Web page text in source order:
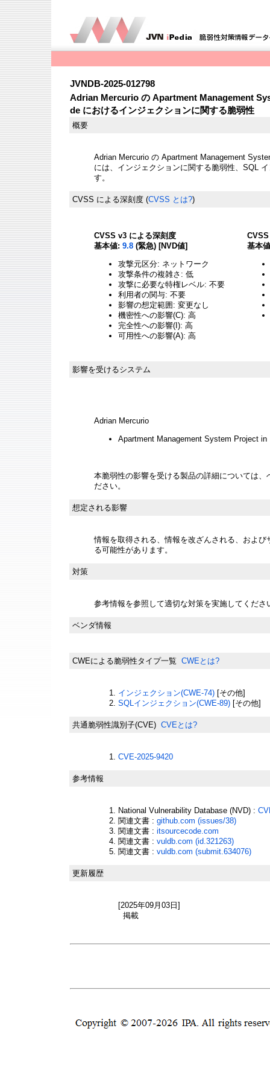
JVNDB-2025-012798
Adrian Mercurio の Apartment Management
de におけるインジェクションに関する脆弱性
概要
Adrian Mercurio の Apartment Management
には、インジェクションに関する脆弱性、SQL
す。
CVSS による深刻度 (CVSS とは?)
CVSS v3 による深刻度
基本値: 9.8 (緊急) [NVD値]
攻撃元区分: ネットワーク
攻撃条件の複雑さ: 低
攻撃に必要な特権レベル: 不要
利用者の関与: 不要
影響の想定範囲: 変更なし
機密性への影響(C): 高
完全性への影響(I): 高
可用性への影響(A): 高
基本
影響を受けるシステム
Adrian Mercurio
Apartment Management System Project
本脆弱性の影響を受ける製品の詳細については
ださい。
想定される影響
情報を取得される、情報を改ざんされる、およ
る可能性があります。
対策
参考情報を参照して適切な対策を実施してくださ
ベンダ情報
CWEによる脆弱性タイプ一覧 CWEとは?
インジェクション(CWE-74) [その他]
SQLインジェクション(CWE-89) [その他]
共通脆弱性識別子(CVE) CVEとは?
CVE-2025-9420
参考情報
National Vulnerability Database (NVD) :
関連文書 : github.com (issues/38)
関連文書 : itsourcecode.com
関連文書 : vuldb.com (id.321263)
関連文書 : vuldb.com (submit.634076)
更新履歴
[2025年09月03日]
掲載